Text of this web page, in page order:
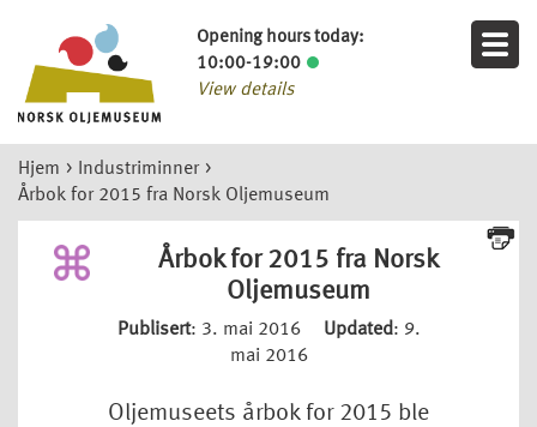
Opening hours today:
10:00-19:00
View details
Hjem > Industriminner >
Årbok for 2015 fra Norsk Oljemuseum
Årbok for 2015 fra Norsk
Oljemuseum
Publisert: 3. mai 2016 Updated: 9.
mai 2016
Oljemuseets årbok for 2015 ble